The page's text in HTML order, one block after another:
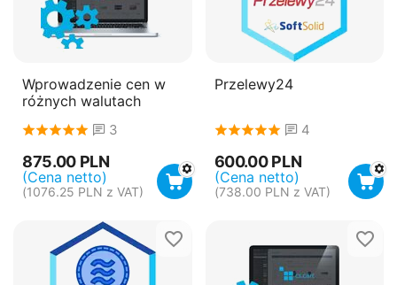
Wprowadzenie cen w
różnych walutach
3
875.00 PLN
(Cena netto)
(1076.25 PLN z VAT)
Przelewy24
4
600.00 PLN
(Cena netto)
(738.00 PLN z VAT)